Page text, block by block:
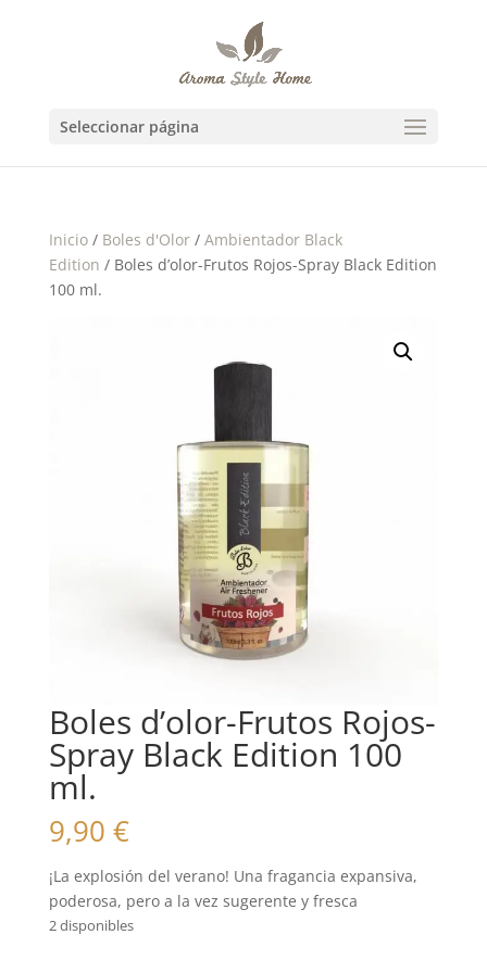
Seleccionar página
Inicio/ Boles d'Olor/ Ambientador Black
Edition / Boles d’olor-Frutos Rojos-Spray Black Edition
100 ml.
Boles d’olor-Frutos Rojos-
Spray Black Edition 100
ml.
9,90 €
¡La explosión del verano! Una fragancia expansiva,
poderosa, pero a la vez sugerente y fresca
2 disponibles